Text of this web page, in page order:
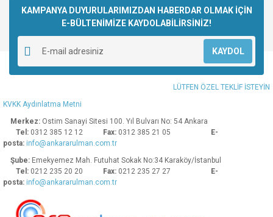
Yorum Yaz
Görüş ve önerileriniz için teşekkür ederiz.
Ürün resmi kalitesiz, bozuk veya görüntülenemiyor.
Ürün açıklamasında eksik bilgiler bulunuyor.
Ürün bilgilerinde hatalar bulunuyor.
Ürün fiyatı diğer sitelerden daha pahalı.
Bu ürüne benzer farklı alternatifler olmalı.
KAMPANYA DUYURULARIMIZDAN HABERDAR OLMAK İÇİN
E-BÜLTENİMİZE KAYDOLABİLİRSİNİZ!
KAYDOL
LÜTFEN ÖZEL TEKLİF İSTEYİN
KVKK Aydınlatma Metni
Merkez: Ostim Sanayi Sitesi 100. Yıl Bulvarı No: 54 Ankara
Tel: 0312 385 12 12 Fax: 0312 385 21 05
E-
posta: info@ankararulman.com.tr
Şube: Emekyemez Mah. Futuhat Sokak No:34 Karaköy/İstanbul
Tel: 0212 235 20 20 Fax: 0212 235 27 27
E-
posta: info@ankararulman.com.tr